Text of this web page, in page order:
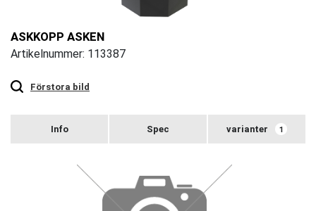
ASKKOPP ASKEN
Artikelnummer: 113387
Förstora bild
zoom
varianter 1